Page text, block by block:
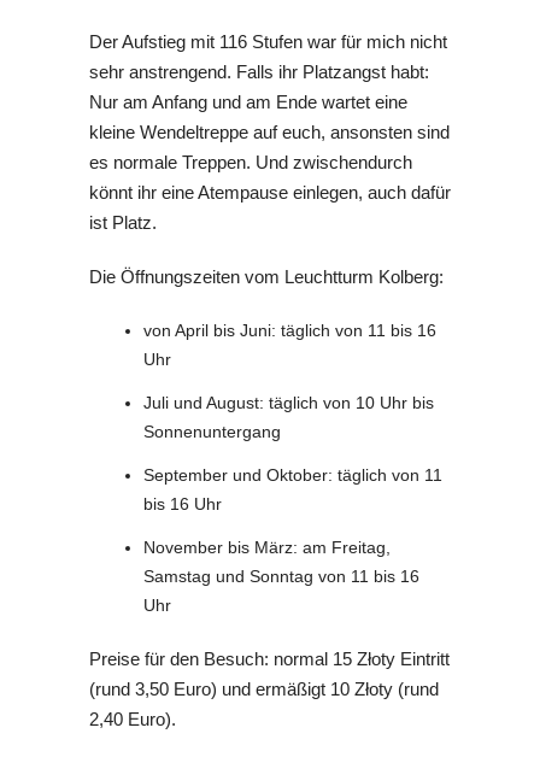
Der Aufstieg mit 116 Stufen war für mich nicht
sehr anstrengend. Falls ihr Platzangst habt:
Nur am Anfang und am Ende wartet eine
kleine Wendeltreppe auf euch, ansonsten sind
es normale Treppen. Und zwischendurch
könnt ihr eine Atempause einlegen, auch dafür
ist Platz.
Die Öffnungszeiten vom Leuchtturm Kolberg:
von April bis Juni: täglich von 11 bis 16
Uhr
Juli und August: täglich von 10 Uhr bis
Sonnenuntergang
September und Oktober: täglich von 11
bis 16 Uhr
November bis März: am Freitag,
Samstag und Sonntag von 11 bis 16
Uhr
Preise für den Besuch: normal 15 Złoty Eintritt
(rund 3,50 Euro) und ermäßigt 10 Złoty (rund
2,40 Euro).